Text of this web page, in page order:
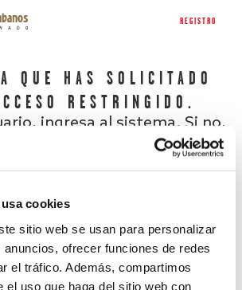
cookies
sitio web se usan para personalizar
ofrecer funciones de redes
el tráfico. Además, compartimos
el uso que haga del sitio web con
REGISTRO
QUE HAS SOLICITADO
RESTRINGIDO.
ingresa al sistema. Si no,